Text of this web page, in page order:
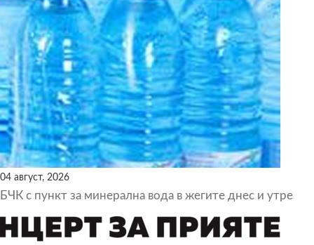
04 август, 2026
БЧК с пункт за минерална вода в жегите днес и утре